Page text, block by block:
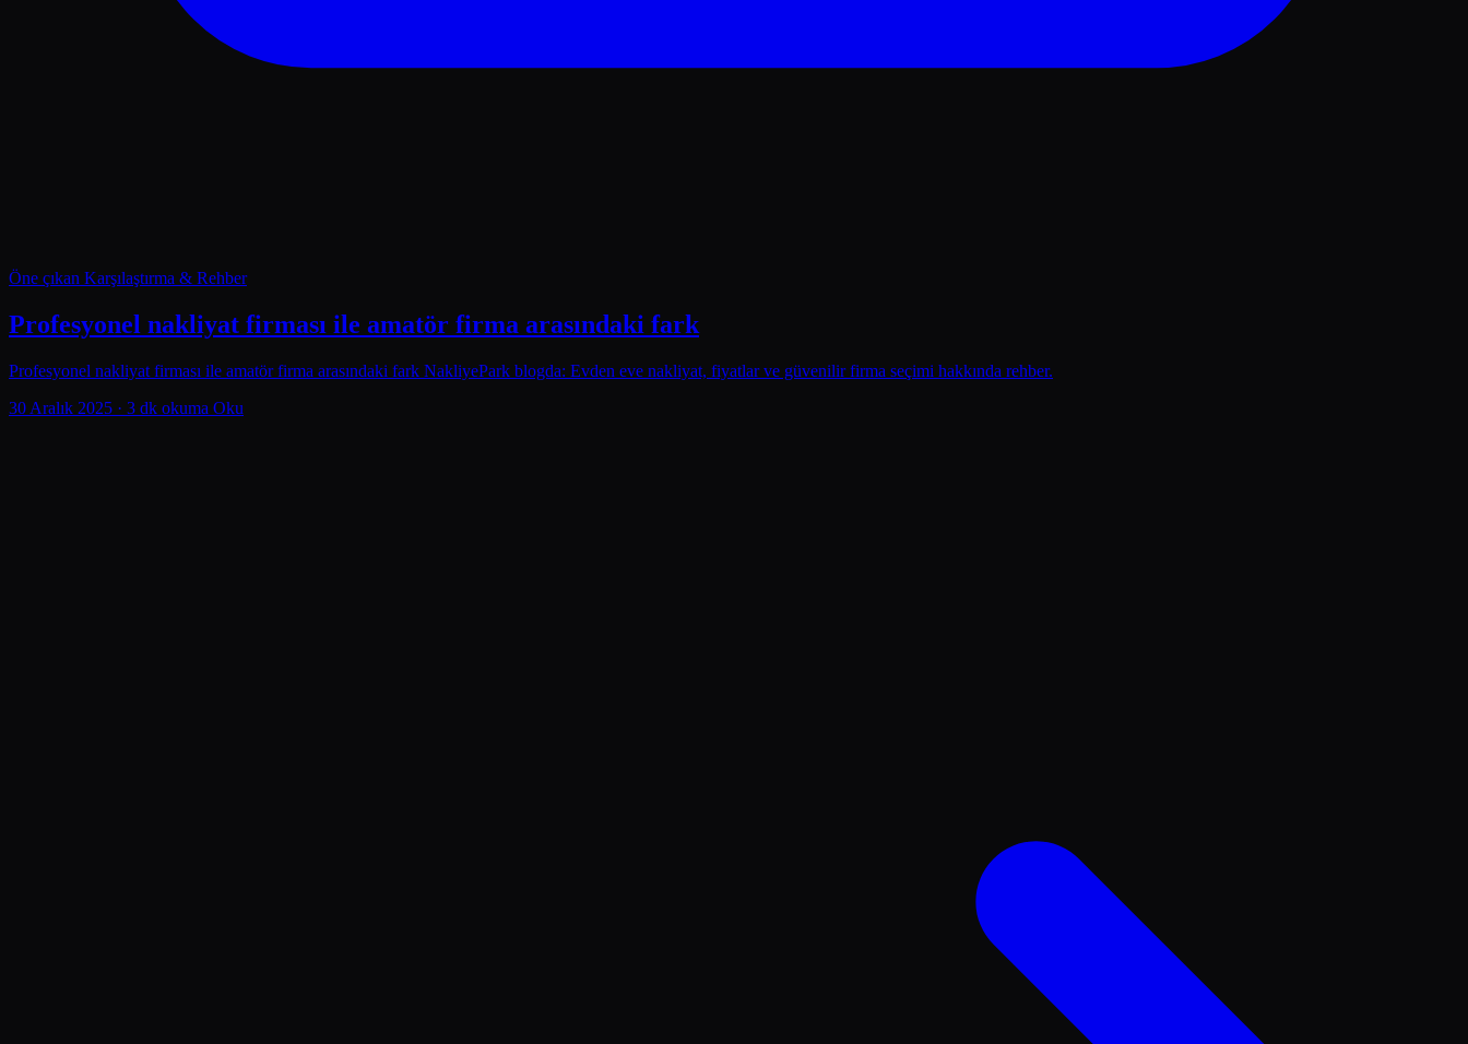
Öne çıkan Karşılaştırma & Rehber
Profesyonel nakliyat firması ile amatör firma arasındaki fark
Profesyonel nakliyat firması ile amatör firma arasındaki fark NakliyePark blogda: Evden eve nakliyat, fiyatlar ve güvenilir firma seçimi hakkında rehber.
30 Aralık 2025 · 3 dk okuma Oku